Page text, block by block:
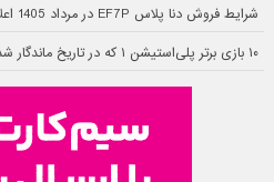
شرایط فروش دنا پلاس EF7P در مرداد 1405 اعلام شد
۱۰ بازی برتر پلی‌استیشن ۱ که در تاریخ ماندگار شدند